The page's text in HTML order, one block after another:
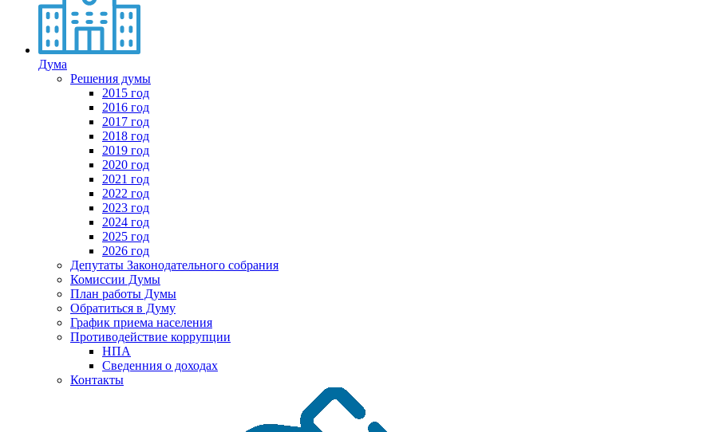
Дума
Решения думы
2015 год
2016 год
2017 год
2018 год
2019 год
2020 год
2021 год
2022 год
2023 год
2024 год
2025 год
2026 год
Депутаты Законодательного собрания
Комиссии Думы
План работы Думы
Обратиться в Думу
График приема населения
Противодействие коррупции
НПА
Сведенния о доходах
Контакты